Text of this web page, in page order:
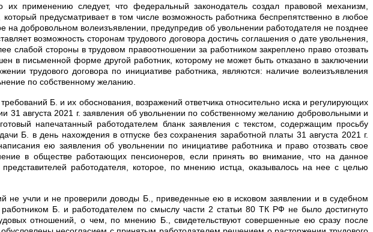
применению следует, что федеральный законодатель создал правовой механизм,
предусматривает в том числе возможность работника беспрепятственно в любое
на добровольном волеизъявлении, предупредив об увольнении работодателя не позднее
возможность сторонам трудового договора достичь соглашения о дате увольнения,
слабой стороны в трудовом правоотношении за работником закреплено право отозвать
в письменной форме другой работник, которому не может быть отказано в заключении
трудового договора по инициативе работника, являются: наличие волеизъявления
по собственному желанию.
Б. и их обоснования, возражений ответчика относительно иска и регулирующих
августа 2021 г. заявления об увольнении по собственному желанию добровольными и
напечатанный работодателем бланк заявления с текстом, содержащим просьбу
Б. в день нахождения в отпуске без сохранения заработной платы 31 августа 2021 г.
ею заявления об увольнении по инициативе работника и право отозвать свое
в обществе работающих пенсионеров, если принять во внимание, что на данное
работодателя, которое, по мнению истца, оказывалось на нее с целью
не учли и не проверили доводы Б., приведенные ею в исковом заявлении и в судебном
Б. и работодателем по смыслу части 2 статьи 80 ТК РФ не было достигнуто
отношений, о чем, по мнению Б., свидетельствуют совершенные ею сразу после